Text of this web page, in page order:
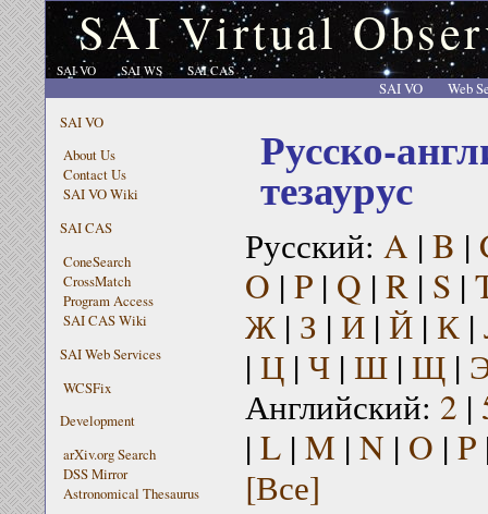
SAI Virtual
SAI VO SAI WS SAI CAS
SAI VO
Web
SAI VO
About Us
Contact Us
SAI VO Wiki
SAI CAS
ConeSearch
CrossMatch
Program Access
SAI CAS Wiki
SAI Web Services
WCSFix
Development
arXiv.org Search
DSS Mirror
Astronomical Thesaurus
Русско-
тезаурус
Русский: A | B |
O | P| Q | R| S |
Ж| З | И| Й| К|
| Ц| Ч| Ш| Щ|
Английский: 2 |
| L| M | N | O | P
[Все]